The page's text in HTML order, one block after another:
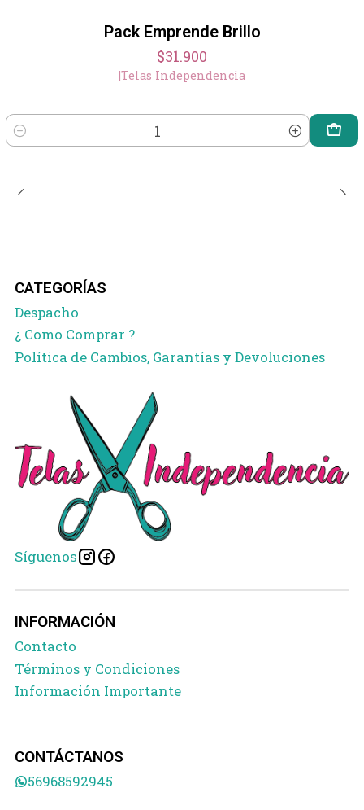
Pack Emprende Brillo
$31.900
|Telas Independencia
Cantidad
CATEGORÍAS
Despacho
¿ Como Comprar ?
Política de Cambios, Garantías y Devoluciones
Síguenos
INFORMACIÓN
Contacto
Términos y Condiciones
Información Importante
CONTÁCTANOS
56968592945